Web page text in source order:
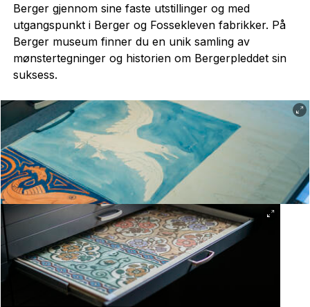
Berger gjennom sine faste utstillinger og med
utgangspunkt i Berger og Fossekleven fabrikker. På
Berger museum finner du en unik samling av
mønstertegninger og historien om Bergerpleddet sin
suksess.
Gamle mønstertegninger. Foto: Georg Aamodt.